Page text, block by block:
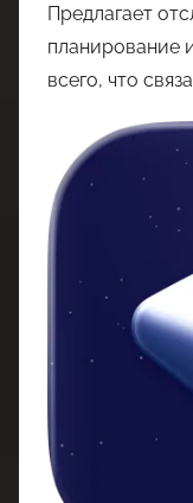
Предлагает
планирование
всего, что